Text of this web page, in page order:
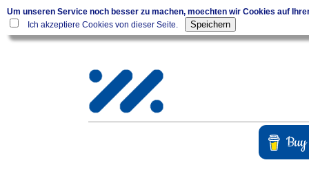
Um unseren Service noch besser zu machen, moechten wir Cookies auf
Ich akzeptiere Cookies von dieser Seite.